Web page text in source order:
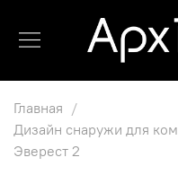
Главная
Дизайн снаружи для
Эверест 2